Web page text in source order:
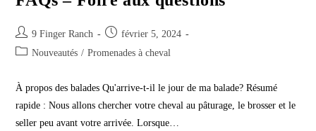
Post
author:
9 Finger Ranch
Post
published:
février 5, 2024
PostNouveautés / Promenades à cheval
À propos des balades Qu'arrive-t-il le jour de ma balade? Résumé
rapide : Nous allons chercher votre cheval au pâturage, le brosser et le
seller peu avant votre arrivée. Lorsque…